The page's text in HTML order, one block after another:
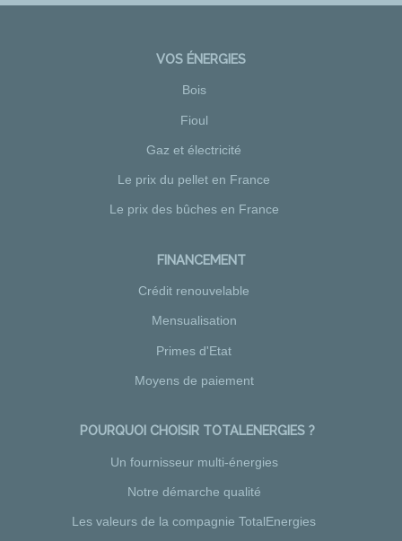
VOS ÉNERGIES
Bois
Fioul
Gaz et électricité
Le prix du pellet en France
Le prix des bûches en France
FINANCEMENT
Crédit renouvelable
Mensualisation
Primes d'Etat
Moyens de paiement
POURQUOI CHOISIR TOTALENERGIES ?
Un fournisseur multi-énergies
Notre démarche qualité
Les valeurs de la compagnie TotalEnergies